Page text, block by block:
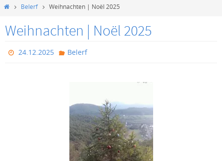
StartBelerf Weihnachten | Noël 2025
Weihnachten | Noël 2025
24.12.2025 Belerf